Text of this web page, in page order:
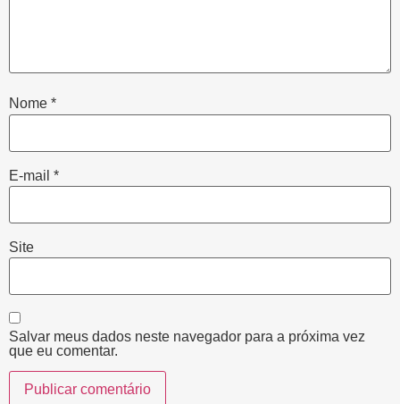
Nome *
E-mail *
Site
Salvar meus dados neste navegador para a próxima vez
que eu comentar.